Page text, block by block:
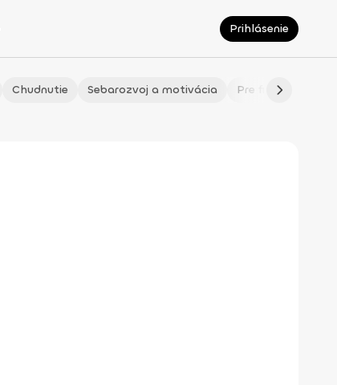
Prihlásenie
Chudnutie Sebarozvoj a motivácia Pre fitmaminky